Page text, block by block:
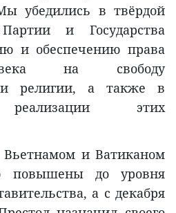
убедились в твёрдой
и Государства
и обеспечению права
на свободу
и религии, а также в
реализации этих
и Ватиканом
повышены до уровня
а с декабря